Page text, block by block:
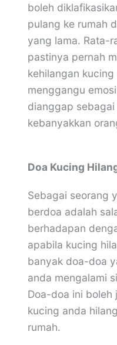
boleh
pulang ke rumah
yang lama. Rata-
pastinya pernah
kehilangan
menggangu
dianggap
kebanyakkan
Doa Kucing
Sebagai seorang
berdoa adalah
berhadapan
apabila kucing
banyak doa-doa
anda mengalami
Doa-doa ini boleh
kucing anda
rumah.